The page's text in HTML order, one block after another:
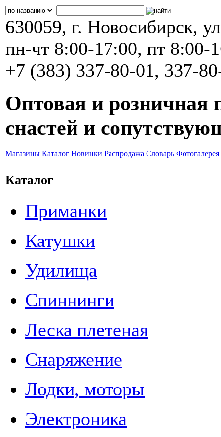
630059, г. Новосибирск,
пн-чт 8:00-17:00, пт 8:00-
+7 (383) 337-80-01, 337-
Оптовая и розничная
снастей и
Магазины Каталог Новинки Распродажа Словарь Фотогалерея
Каталог
Приманки
Катушки
Удилища
Спиннинги
Леска плетеная
Снаряжение
Лодки, моторы
Электроника